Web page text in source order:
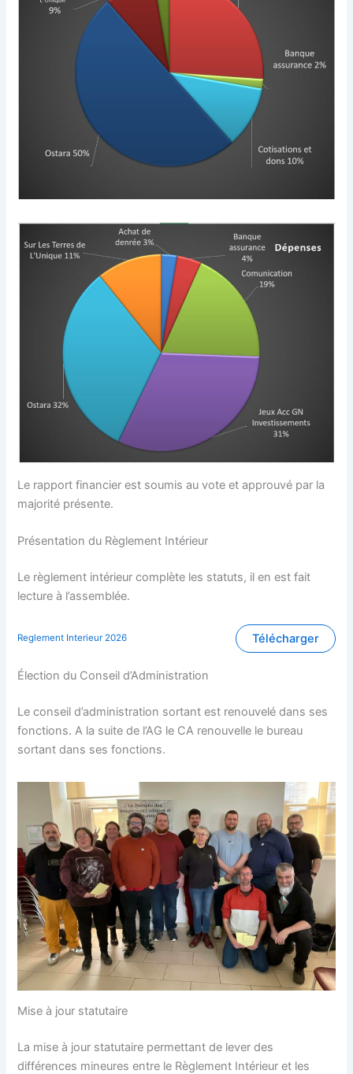
Le rapport financier est soumis au vote et approuvé par la
majorité présente.
Présentation du Règlement Intérieur
Le règlement intérieur complète les statuts, il en est fait
lecture à l’assemblée.
Reglement Interieur 2026 Télécharger
Élection du Conseil d’Administration
Le conseil d’administration sortant est renouvelé dans ses
fonctions. A la suite de l’AG le CA renouvelle le bureau
sortant dans ses fonctions.
Mise à jour statutaire
La mise à jour statutaire permettant de lever des
différences mineures entre le Règlement Intérieur et les